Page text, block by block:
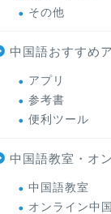
その他
中国語おすすめ
アプリ
参考書
便利ツール
中国語教室・オ
中国語教室
オンライン中